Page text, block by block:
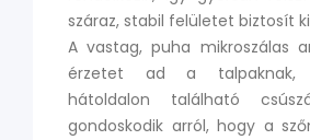
száraz, stabil felületet biztosít
A vastag, puha mikroszálas
érzetet ad a talpaknak,
hátoldalon található
gondoskodik arról, hogy a